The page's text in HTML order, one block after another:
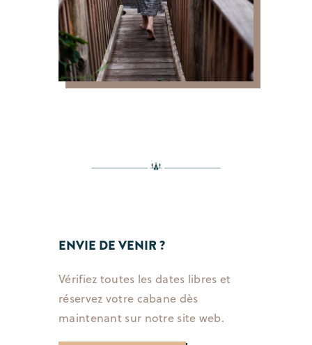
ENVIE DE VENIR ?
Vérifiez toutes les dates libres et
réservez votre cabane dès
maintenant sur notre site web.